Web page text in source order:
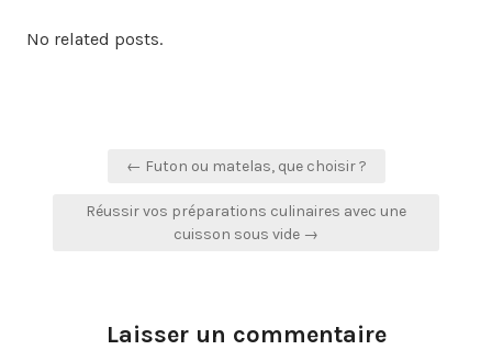
No related posts.
Navigation
l’article
← Futon ou matelas, que choisir ?
Réussir vos préparations culinaires avec une
cuisson sous vide →
Laisser un commentaire